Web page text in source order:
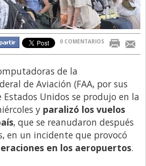
0 COMENTARIOS
de la
de Aviación (FAA, por sus
Estados Unidos se produjo en la
y paralizó los vuelos
, que se reanudaron después
en un incidente que provocó
en los aeropuertos.